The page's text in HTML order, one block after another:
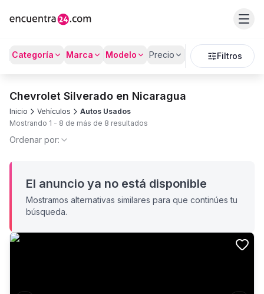
Categoría Marca Modelo Precio KilómetrosFiltros
Chevrolet Silverado en Nicaragua
Inicio Vehículos
Autos Usados
Mostrando 1 - 8 de más de 8 resultados
Ordenar por:
El anuncio ya no está disponible
Mostramos alternativas similares para que continúes tu
búsqueda.